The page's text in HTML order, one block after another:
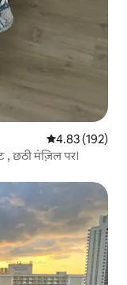
औसत रेटिंग 5 में से
4.83 (192)
, छठी मंज़िल पर।